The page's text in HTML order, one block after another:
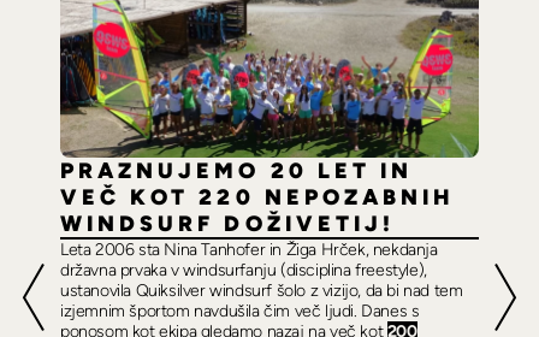
PRAZNUJEMO 20 LET IN
VEČ KOT 220 NEPOZABNIH
WINDSURF DOŽIVETIJ!
Leta 2006 sta Nina Tanhofer in Žiga Hrček, nekdanja
državna prvaka v windsurfanju (disciplina freestyle),
ustanovila Quiksilver windsurf šolo z vizijo, da bi nad tem
izjemnim športom navdušila čim več ljudi. Danes s
ponosom kot ekipa gledamo nazaj na več kot200